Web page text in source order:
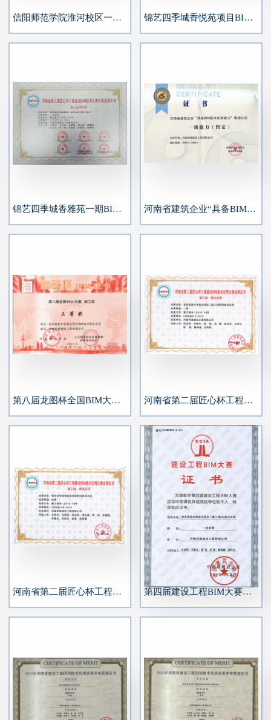
信阳师范学院淮河校区一期BIM技术应用 锦艺四季城香悦苑项目BIM技术应用
锦艺四季城香雅苑一期BIM技术应用 河南省建筑企业“具备BIM技术应用能力”等级认定一级能力
第八届龙图杯全国BIM大赛三等奖 河南省第二届匠心杯工程建设BIM大赛综合二等奖
河南省第二届匠心杯工程建设BIM大赛单项优秀奖 第四届建设工程BIM大赛一类成果奖